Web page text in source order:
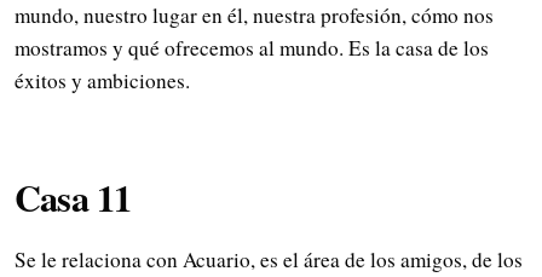
mundo, nuestro lugar en él, nuestra profesión, cómo nos
mostramos y qué ofrecemos al mundo. Es la casa de los
éxitos y ambiciones.
Casa 11
Se le relaciona con Acuario, es el área de los amigos, de los